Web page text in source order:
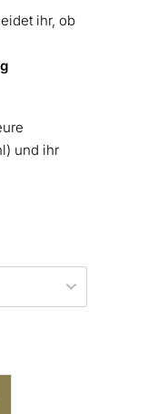
ihr, ob
und ihr